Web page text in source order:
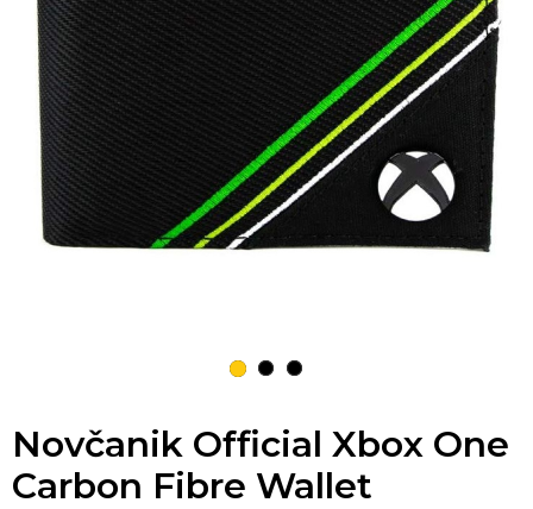
1 2 3
Novčanik Official Xbox One
Carbon Fibre Wallet